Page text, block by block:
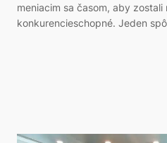
meniacim sa časom, aby zostali
konkurencieschopné. Jeden